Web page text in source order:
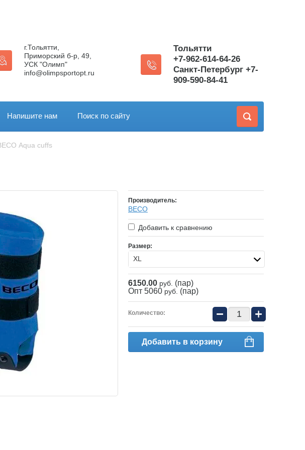
Тольятти
+7-962-614-64-26
Санкт-Петербург +7-
909-590-84-41
г.Тольятти,
Приморский б-р, 49,
УСК "Олимп"
info@olimpsportopt.ru
Напишите нам Поиск по сайту
Aqua cuffs
Производитель:
BECO
Добавить к сравнению
Размер:
XL
6150.00 руб. (пар)
Опт 5060 руб. (пар)
Количество: − +
Добавить в корзину